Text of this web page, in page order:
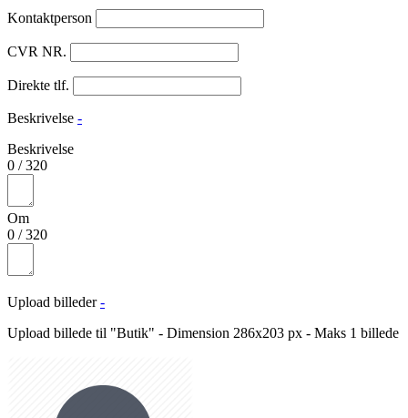
Kontaktperson
CVR NR.
Direkte tlf.
Beskrivelse -
Beskrivelse
0 /320
Om
0 /320
Upload billeder -
Upload billede til "Butik" - Dimension 286x203 px - Maks 1 billede